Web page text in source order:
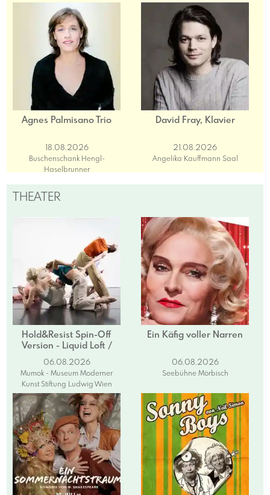
Agnes Palmisano Trio
18.08.2026
Buschenschank Hengl-
Haselbrunner
David Fray, Klavier
21.08.2026
Angelika Kauffmann Saal
THEATER
Hold&Resist Spin-Off
Version - Liquid Loft /
Chris Haring
06.08.2026
Mumok - Museum Moderner
Kunst Stiftung Ludwig Wien
Ein Käfig voller Narren
06.08.2026
Seebühne Mörbisch